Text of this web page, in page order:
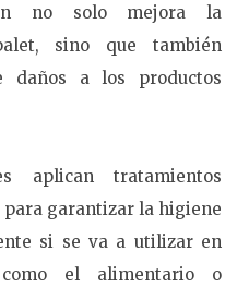
no solo mejora la
sino que también
daños a los productos
aplican tratamientos
garantizar la higiene
si se va a utilizar en
como el alimentario o